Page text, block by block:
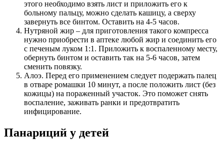
этого необходимо взять лист и приложить его к
больному пальцу, можно сделать кашицу, а сверху
завернуть все бинтом. Оставить на 4-5 часов.
Нутряной жир – для приготовления такого компресса
нужно приобрести в аптеке любой жир и соединить его
с печеным луком 1:1. Приложить к воспаленному месту,
обернуть бинтом и оставить так на 5-6 часов, затем
сменить повязку.
Алоэ. Перед его применением следует подержать палец
в отваре ромашки 10 минут, а после положить лист (без
кожицы) на пораженный участок. Это поможет снять
воспаление, заживать ранки и предотвратить
инфицирование.
Панариций у детей